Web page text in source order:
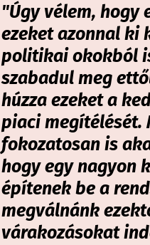
"Úgy vélem, hogy
ezeket azonnal ki
politikai okokból
szabadul meg
húzza ezeket a
piaci megítélését.
fokozatosan is
hogy egy nagyon
építenek be a
megválnánk
várakozásokat